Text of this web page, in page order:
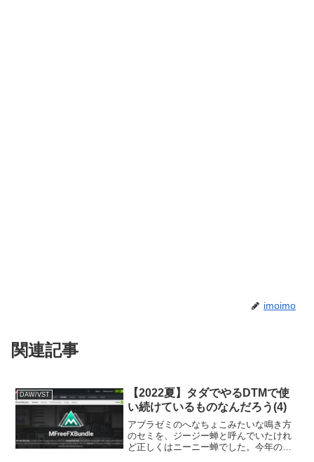
imoimo
関連記事
DAW/VST
【2022夏】タダでやるDTMで使
い続けているものなんだろう(4)
アブラゼミのへなちょこみたいな鳴き方
のセミを、ジージー蝉と呼んでいたけれ
ど正しくはニーニー蝉でした。今年のメ